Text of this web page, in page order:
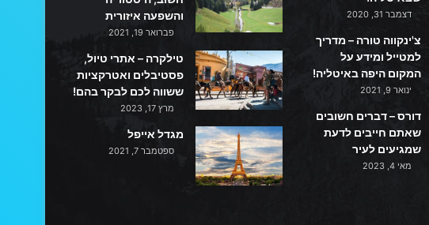
דצמבר 31, 2020
צ'ינקווה טורה – מדריך
למטייל ומידע על
המקום היפה באיטליה!
ינואר 9, 2021
דורס – דברים חשובים
שאתם חייבים לדעת
שמגיעים לעיר
מאי 4, 2023
והשפעה איזורית
פברואר 19, 2021
טילקרה – אתרי טיול,
פסטיבלים ואטרקציות
ששווה לכם לבקר בהם!
מרץ 17, 2023
מגדל אייפל
ספטמבר 7, 2021